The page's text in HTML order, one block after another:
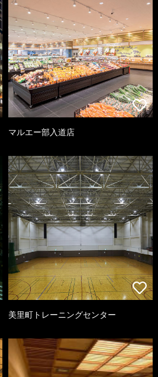
マルエー部入道店
美里町トレーニングセンター